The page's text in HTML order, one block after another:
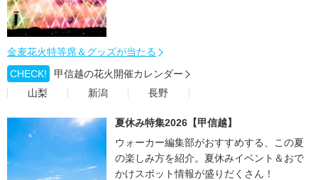
金麦花火特等席＆グッズが当たる
CHECK!
甲信越の花火開催カレンダー
山梨
新潟 長野
夏休み特集2026【甲信越】
ウォーカー編集部がおすすめする、この夏
の楽しみ方を紹介。夏休みイベント＆おで
かけスポット情報が盛りだくさん！